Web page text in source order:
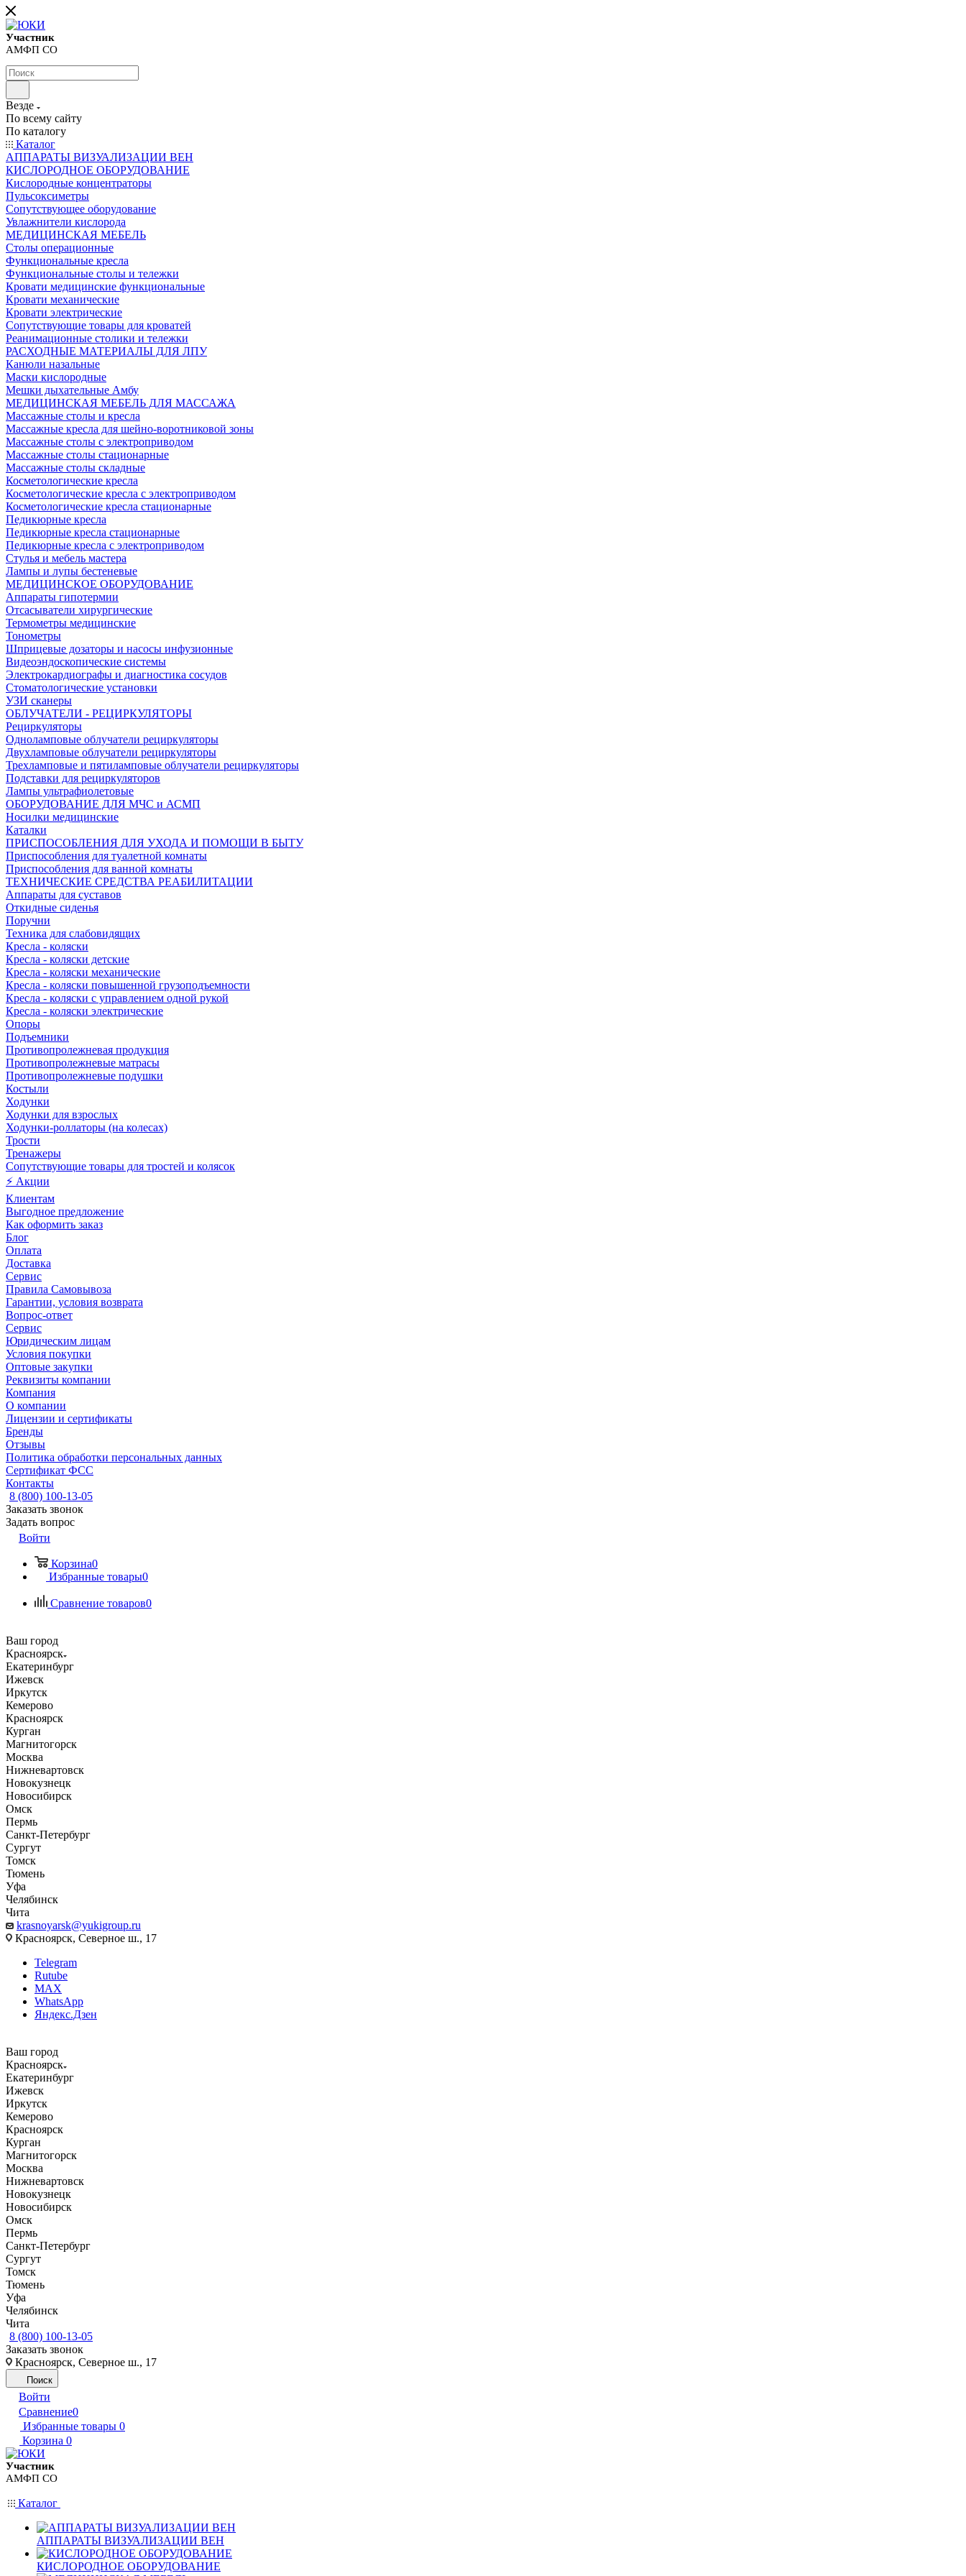
Участник
АМФП СО
Везде
По всему сайту
По каталогу
Каталог
АППАРАТЫ ВИЗУАЛИЗАЦИИ ВЕН
КИСЛОРОДНОЕ ОБОРУДОВАНИЕ
Кислородные концентраторы
Пульсоксиметры
Сопутствующее оборудование
Увлажнители кислорода
МЕДИЦИНСКАЯ МЕБЕЛЬ
Столы операционные
Функциональные кресла
Функциональные столы и тележки
Кровати медицинские функциональные
Кровати механические
Кровати электрические
Сопутствующие товары для кроватей
Реанимационные столики и тележки
РАСХОДНЫЕ МАТЕРИАЛЫ ДЛЯ ЛПУ
Канюли назальные
Маски кислородные
Мешки дыхательные Амбу
МЕДИЦИНСКАЯ МЕБЕЛЬ ДЛЯ МАССАЖА
Массажные столы и кресла
Массажные кресла для шейно-воротниковой зоны
Массажные столы с электроприводом
Массажные столы стационарные
Массажные столы складные
Косметологические кресла
Косметологические кресла с электроприводом
Косметологические кресла стационарные
Педикюрные кресла
Педикюрные кресла стационарные
Педикюрные кресла с электроприводом
Стулья и мебель мастера
Лампы и лупы бестеневые
МЕДИЦИНСКОЕ ОБОРУДОВАНИЕ
Аппараты гипотермии
Отсасыватели хирургические
Термометры медицинские
Тонометры
Шприцевые дозаторы и насосы инфузионные
Видеоэндоскопические системы
Электрокардиографы и диагностика сосудов
Стоматологические установки
УЗИ сканеры
ОБЛУЧАТЕЛИ - РЕЦИРКУЛЯТОРЫ
Рециркуляторы
Одноламповые облучатели рециркуляторы
Двухламповые облучатели рециркуляторы
Трехламповые и пятиламповые облучатели рециркуляторы
Подставки для рециркуляторов
Лампы ультрафиолетовые
ОБОРУДОВАНИЕ ДЛЯ МЧС и АСМП
Носилки медицинские
Каталки
ПРИСПОСОБЛЕНИЯ ДЛЯ УХОДА И ПОМОЩИ В БЫТУ
Приспособления для туалетной комнаты
Приспособления для ванной комнаты
ТЕХНИЧЕСКИЕ СРЕДСТВА РЕАБИЛИТАЦИИ
Аппараты для суставов
Откидные сиденья
Поручни
Техника для слабовидящих
Кресла - коляски
Кресла - коляски детские
Кресла - коляски механические
Кресла - коляски повышенной грузоподъемности
Кресла - коляски с управлением одной рукой
Кресла - коляски электрические
Опоры
Подъемники
Противопролежневая продукция
Противопролежневые матрасы
Противопролежневые подушки
Костыли
Ходунки
Ходунки для взрослых
Ходунки-роллаторы (на колесах)
Трости
Тренажеры
Сопутствующие товары для тростей и колясок
⚡ Акции
Клиентам
Выгодное предложение
Как оформить заказ
Блог
Оплата
Доставка
Сервис
Правила Самовывоза
Гарантии, условия возврата
Вопрос-ответ
Сервис
Юридическим лицам
Условия покупки
Оптовые закупки
Реквизиты компании
Компания
О компании
Лицензии и сертификаты
Бренды
Отзывы
Политика обработки персональных данных
Сертификат ФСС
Контакты
8 (800) 100-13-05
Заказать звонок
Задать вопрос
Войти
Корзина0
Избранные товары0
Сравнение товаров0
Ваш город
Красноярск
Екатеринбург
Ижевск
Иркутск
Кемерово
Красноярск
Курган
Магнитогорск
Москва
Нижневартовск
Новокузнецк
Новосибирск
Омск
Пермь
Санкт-Петербург
Сургут
Томск
Тюмень
Уфа
Челябинск
Чита
krasnoyarsk@yukigroup.ru
Красноярск, Северное ш., 17
Telegram
Rutube
MAX
WhatsApp
Яндекс.Дзен
Ваш город
Красноярск
Екатеринбург
Ижевск
Иркутск
Кемерово
Красноярск
Курган
Магнитогорск
Москва
Нижневартовск
Новокузнецк
Новосибирск
Омск
Пермь
Санкт-Петербург
Сургут
Томск
Тюмень
Уфа
Челябинск
Чита
8 (800) 100-13-05
Заказать звонок
Красноярск, Северное ш., 17
Поиск
Войти
Сравнение0
Избранные товары 0
Корзина 0
Участник
АМФП СО
Каталог
АППАРАТЫ ВИЗУАЛИЗАЦИИ ВЕН
КИСЛОРОДНОЕ ОБОРУДОВАНИЕ